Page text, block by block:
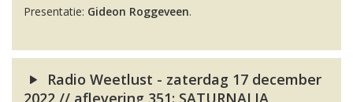
Presentatie: Gideon Roggeveen.
Radio Weetlust - zaterdag 17 december